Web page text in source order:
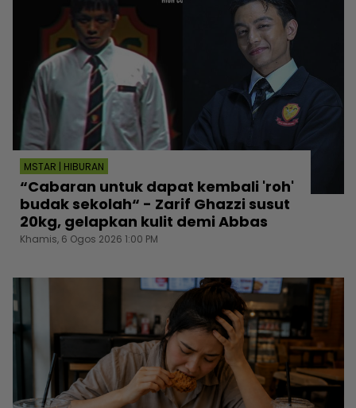
MSTAR | HIBURAN
“Cabaran untuk dapat kembali 'roh'
budak sekolah“ - Zarif Ghazzi susut
20kg, gelapkan kulit demi Abbas
Khamis, 6 Ogos 2026 1:00 PM